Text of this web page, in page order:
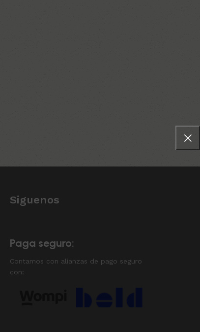
Siguenos
Paga seguro:
Contamos con alianzas de pago seguro
con: